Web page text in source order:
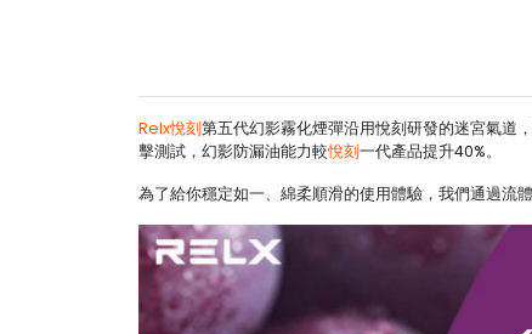
Relx悅刻第五代幻影霧化煙彈沿用悅刻研發的迷宮氣道
擊測試，幻影防漏油能力較悅刻一代產品提升40%。
為了給你穩定如一、綿柔順滑的使用體驗，我們通過流